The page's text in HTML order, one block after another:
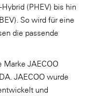
(PHEV) bis hin
So wird für eine
die passende
Marke JAECOO
JAECOO wurde
und